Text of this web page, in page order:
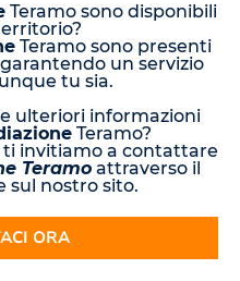
Teramo sono disponibili
Teramo sono presenti
un servizio
tu sia.
ulteriori informazioni
Teramo?
invitiamo a contattare
Teramo attraverso il
sul nostro sito.
ORA